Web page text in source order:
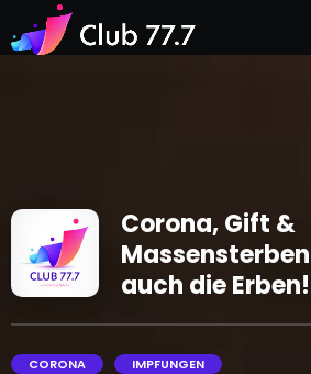
Corona, Gift &
auch die Erben!
CORONA IMPFUNGEN